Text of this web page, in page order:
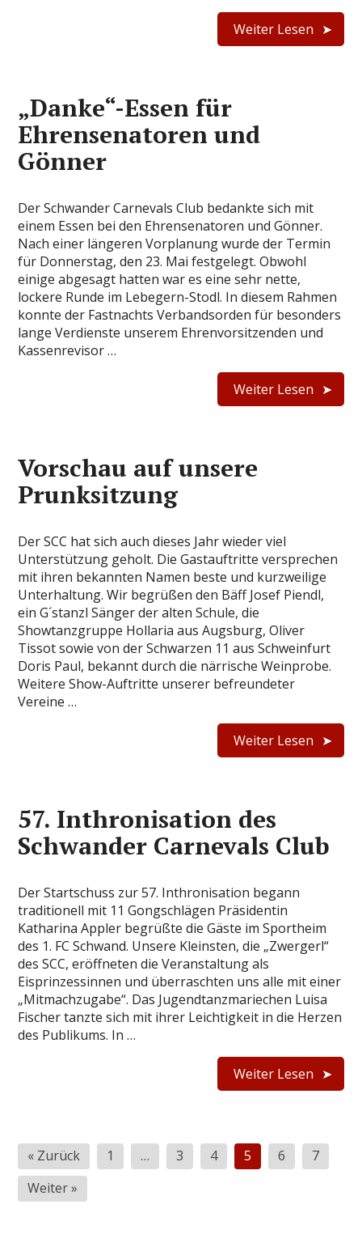
Weiter Lesen
„Danke“-Essen für
Ehrensenatoren und
Gönner
Der Schwander Carnevals Club bedankte sich mit
einem Essen bei den Ehrensenatoren und Gönner.
Nach einer längeren Vorplanung wurde der Termin
für Donnerstag, den 23. Mai festgelegt. Obwohl
einige abgesagt hatten war es eine sehr nette,
lockere Runde im Lebegern-Stodl. In diesem Rahmen
konnte der Fastnachts Verbandsorden für besonders
lange Verdienste unserem Ehrenvorsitzenden und
Kassenrevisor …
Weiter Lesen
Vorschau auf unsere
Prunksitzung
Der SCC hat sich auch dieses Jahr wieder viel
Unterstützung geholt. Die Gastauftritte versprechen
mit ihren bekannten Namen beste und kurzweilige
Unterhaltung. Wir begrüßen den Bäff Josef Piendl,
ein G´stanzl Sänger der alten Schule, die
Showtanzgruppe Hollaria aus Augsburg, Oliver
Tissot sowie von der Schwarzen 11 aus Schweinfurt
Doris Paul, bekannt durch die närrische Weinprobe.
Weitere Show-Auftritte unserer befreundeter
Vereine …
Weiter Lesen
57. Inthronisation des
Schwander Carnevals Club
Der Startschuss zur 57. Inthronisation begann
traditionell mit 11 Gongschlägen Präsidentin
Katharina Appler begrüßte die Gäste im Sportheim
des 1. FC Schwand. Unsere Kleinsten, die „Zwergerl“
des SCC, eröffneten die Veranstaltung als
Eisprinzessinnen und überraschten uns alle mit einer
„Mitmachzugabe“. Das Jugendtanzmariechen Luisa
Fischer tanzte sich mit ihrer Leichtigkeit in die Herzen
des Publikums. In …
Weiter Lesen
Seitennummerierung
der
Beiträge
« Zurück 1 … 3 4 5 6
7
Weiter »